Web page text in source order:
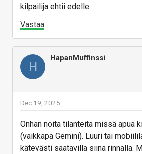
kilpailija ehtii edelle.
Vastaa
H
HapanMuffinssi
Dec 19, 2025
Onhan noita tilanteita missä apua
(vaikkapa Gemini). Luuri tai
kätevästi saatavilla siinä rinnalla.